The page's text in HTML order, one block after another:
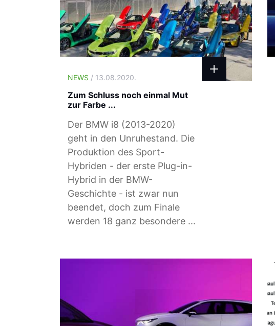
NEWS / 13.08.2020.
Zum Schluss noch einmal Mut
zur Farbe ...
Der BMW i8 (2013-2020)
geht in den Unruhestand. Die
Produktion des Sport-
Hybriden - der erste Plug-in-
Hybrid in der BMW-
Geschichte - ist zwar nun
beendet, doch zum Finale
werden 18 ganz besondere ...